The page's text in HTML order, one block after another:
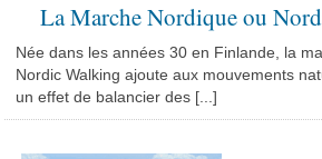
La Marche Nordique ou
Née dans les années 30 en Finlande, la
Nordic Walking ajoute aux mouvements
un effet de balancier des [...]